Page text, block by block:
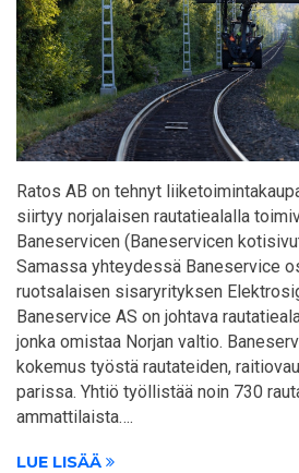
Ratos AB on tehnyt
siirtyy norjalaisen rautatiealalla
Baneservicen (Baneservicen
Samassa yhteydessä Baneservice
ruotsalaisen sisaryrityksen
Baneservice AS on johtava
jonka omistaa Norjan valtio.
kokemus työstä rautateiden,
parissa. Yhtiö työllistää noin 730
ammattilaista….
LUE LISÄÄ